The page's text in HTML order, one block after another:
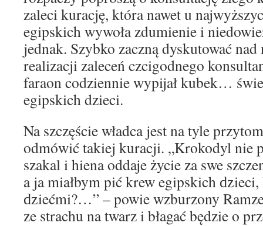
zaleci kurację, która nawet u
egipskich wywoła zdumienie i
jednak. Szybko zaczną dyskutować
realizacji zaleceń czcigodnego
faraon codziennie wypijał kubek…
egipskich dzieci.
Na szczęście władca jest na tyle
odmówić takiej kuracji. „Krokodyl nie
szakal i hiena oddaje życie za swe
a ja miałbym pić krew egipskich
ǳiećmi?…” – powie wzburzony
ze strachu na twarz i błagać będzie o